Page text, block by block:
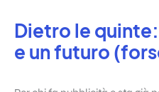
Dietro le
e un futuro